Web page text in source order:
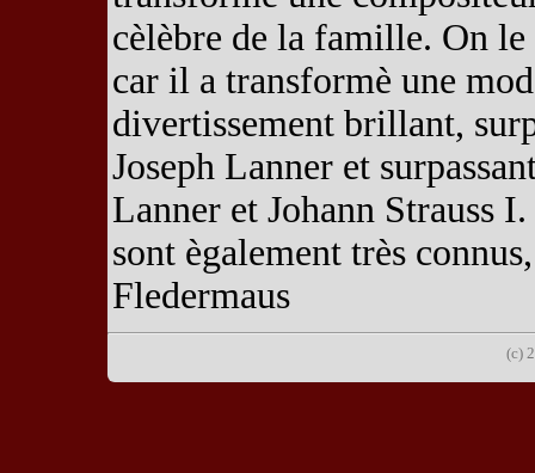
cèlèbre de la famille. On
car il a transformè une
divertissement brillant,
Joseph Lanner et
Lanner et Johann Strauss
sont ègalement très
Fledermaus
(c)